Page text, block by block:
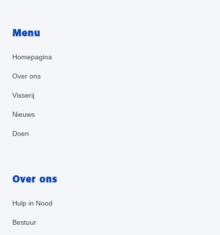
Menu
Homepagina
Over ons
Visserij
Nieuws
Doen
Over ons
Hulp in Nood
Bestuur